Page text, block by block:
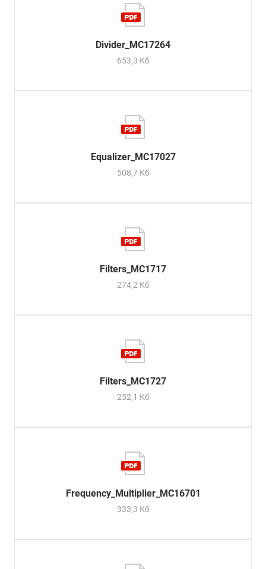
Divider_MC17264
653,3 Кб
Equalizer_MC17027
508,7 Кб
Filters_MC1717
274,2 Кб
Filters_МС1727
252,1 Кб
Frequency_Multiplier_MC16701
333,3 Кб